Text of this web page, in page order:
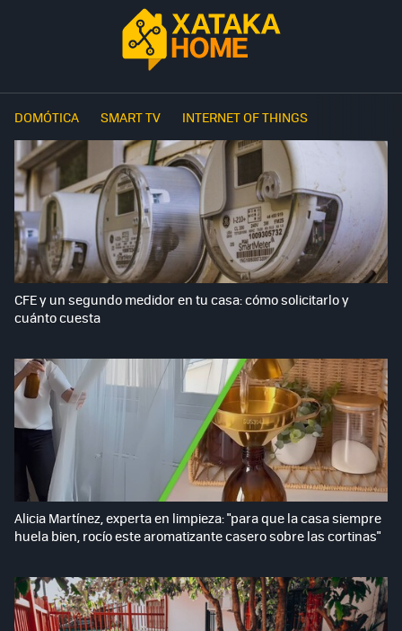
DOMÓTICA SMART TV INTERNET OF THINGS
CFE y un segundo medidor en tu casa: cómo solicitarlo y
cuánto cuesta
Alicia Martínez, experta en limpieza: "para que la casa siempre
huela bien, rocío este aromatizante casero sobre las cortinas"